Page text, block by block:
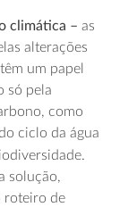
climática – as
alterações
um papel
só pela
como
ciclo da água
solução,
roteiro de